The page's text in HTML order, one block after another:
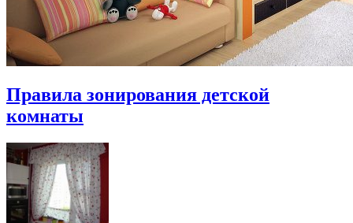
Правила зонирования детской
комнаты